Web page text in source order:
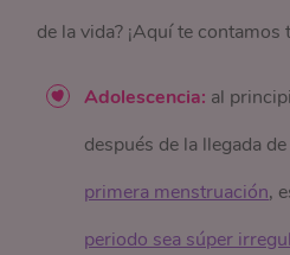
de la vida? ¡Aquí te
Adolescencia: al
después de la llegada
primera menstruación,
periodo sea súper